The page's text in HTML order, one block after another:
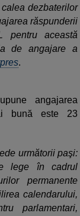
dezbaterilor
răspunderii
pentru această
de angajare a
.
angajarea
bună este 23
următorii paşi:
lege în cadrul
permanente
calendarului,
parlamentari,